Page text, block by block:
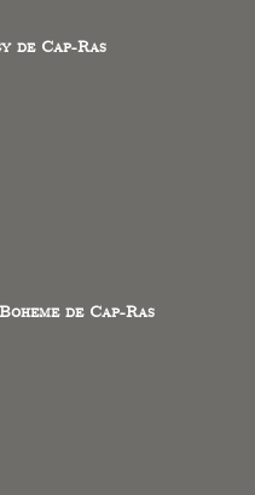
de Cap-Ras
de Cap-Ras